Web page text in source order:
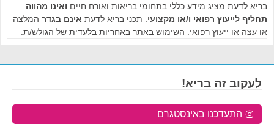
בריא לדעת מציג מידע כללי בתחומי בריאות ואורח חיים ואינו מהווה
תחליף לייעוץ רפואי ו/או מקצועי . תכני בריא לדעת אינם בגדר המלצה
או עצה או ייעוץ רפואי. השימוש באתר באחריות בלעדית של הגולש/ת.
לעקוב זה בריא!
התעדכנו באינסטגרם